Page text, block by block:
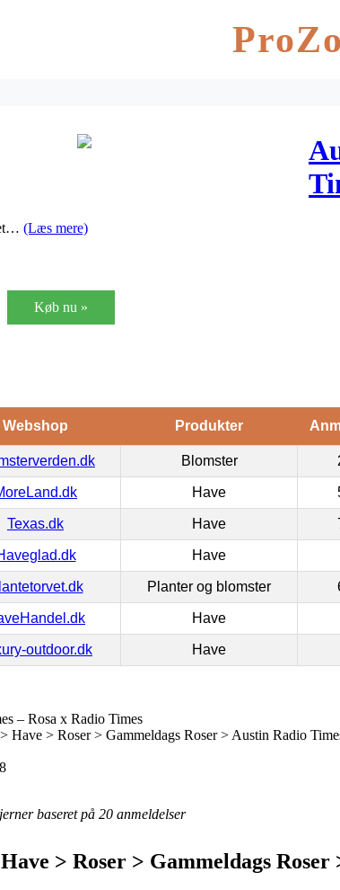
(Læs mere)
Køb nu »
Webshop Produkter
Blomster
Have
Texas.dk Have
Have
Planter og blomster
Have
outdoor.dk Have
– Rosa x Radio Times
Have > Roser > Gammeldags Roser > Austin Radio
baseret på 20 anmeldelser
> Roser > Gammeldags